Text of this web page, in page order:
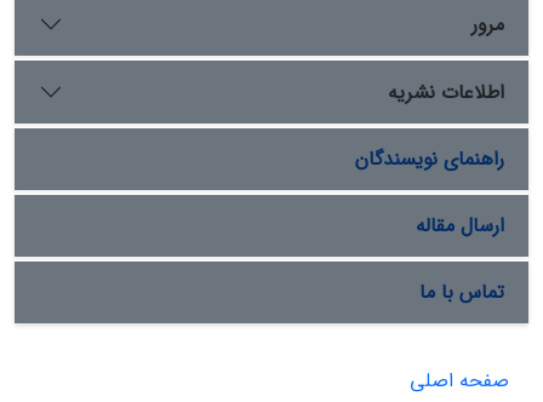
مرور
اطلاعات نشریه
راهنمای نویسندگان
ارسال مقاله
تماس با ما
صفحه اصلی